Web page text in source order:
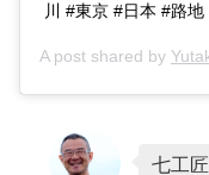
川 #東京 #日本 #路地
A post shared by
七工